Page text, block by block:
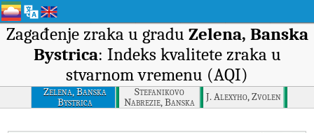
Zagađenje zraka u gradu Zelena, Banska
Bystrica: Indeks kvalitete zraka u
stvarnom vremenu (AQI)
Zelena, Banska
Bystrica
Stefanikovo
Nabrezie, Banska
Bystrica
J. Alexyho, Zvolen